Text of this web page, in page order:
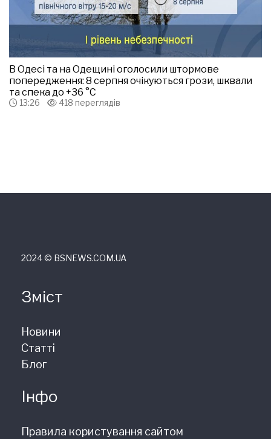
В Одесі та на Одещині оголосили штормове
попередження: 8 серпня очікуються грози, шквали
та спека до +36 °С
13:26 418 переглядів
2024 © ВSNEWS.COM.UA
Зміст
Новини
Статті
Блог
Інфо
Правила користування сайтом